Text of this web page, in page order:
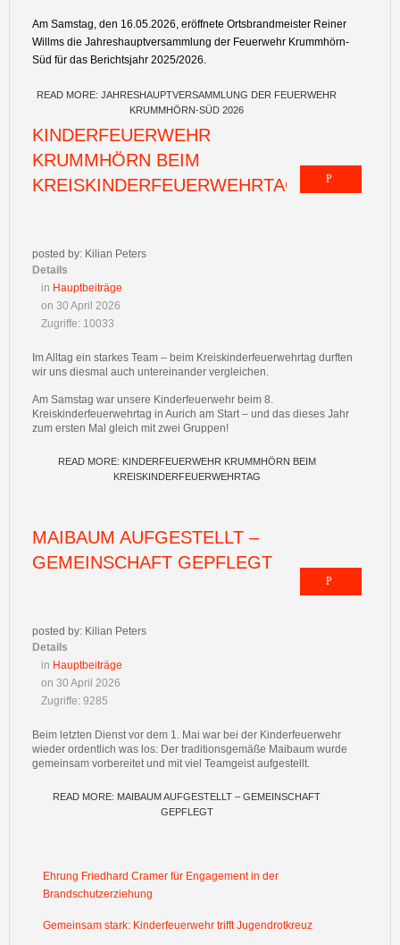
Am Samstag, den 16.05.2026, eröffnete Ortsbrandmeister Reiner
Willms die Jahreshauptversammlung der Feuerwehr Krummhörn-
Süd für das Berichtsjahr 2025/2026.
READ MORE: JAHRESHAUPTVERSAMMLUNG DER FEUERWEHR
KRUMMHÖRN-SÜD 2026
KINDERFEUERWEHR
KRUMMHÖRN BEIM
KREISKINDERFEUERWEHRTAG
posted by: Kilian Peters
Details
in Hauptbeiträge
on 30 April 2026
Zugriffe: 10033
Im Alltag ein starkes Team – beim Kreiskinderfeuerwehrtag durften
wir uns diesmal auch untereinander vergleichen.
Am Samstag war unsere Kinderfeuerwehr beim 8.
Kreiskinderfeuerwehrtag in Aurich am Start – und das dieses Jahr
zum ersten Mal gleich mit zwei Gruppen!
READ MORE: KINDERFEUERWEHR KRUMMHÖRN BEIM
KREISKINDERFEUERWEHRTAG
MAIBAUM AUFGESTELLT –
GEMEINSCHAFT GEPFLEGT
posted by: Kilian Peters
Details
in Hauptbeiträge
on 30 April 2026
Zugriffe: 9285
Beim letzten Dienst vor dem 1. Mai war bei der Kinderfeuerwehr
wieder ordentlich was los: Der traditionsgemäße Maibaum wurde
gemeinsam vorbereitet und mit viel Teamgeist aufgestellt.
READ MORE: MAIBAUM AUFGESTELLT – GEMEINSCHAFT
GEPFLEGT
Ehrung Friedhard Cramer für Engagement in der
Brandschutzerziehung
Gemeinsam stark: Kinderfeuerwehr trifft Jugendrotkreuz